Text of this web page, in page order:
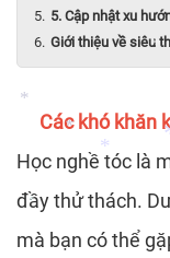
*
*
5. Cập nhật xu
Giới thiệu về siêu
Các khó khăn
Học nghề tóc là
đầy thử thách.
mà bạn có thể